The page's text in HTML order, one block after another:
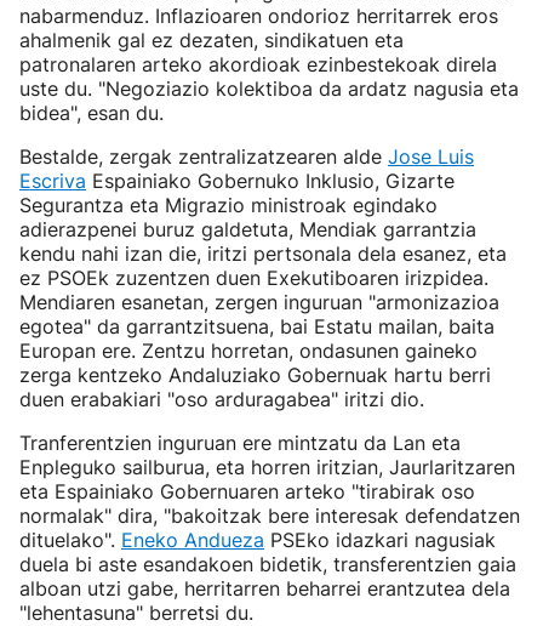
nabarmenduz. Inflazioaren ondorioz herritarrek eros
ahalmenik gal ez dezaten, sindikatuen eta
patronalaren arteko akordioak ezinbestekoak direla
uste du. "Negoziazio kolektiboa da ardatz nagusia eta
bidea", esan du.
Bestalde, zergak zentralizatzearen alde Jose Luis
Escriva Espainiako Gobernuko Inklusio, Gizarte
Segurantza eta Migrazio ministroak egindako
adierazpenei buruz galdetuta, Mendiak garrantzia
kendu nahi izan die, iritzi pertsonala dela esanez, eta
ez PSOEk zuzentzen duen Exekutiboaren irizpidea.
Mendiaren esanetan, zergen inguruan "armonizazioa
egotea" da garrantzitsuena, bai Estatu mailan, baita
Europan ere. Zentzu horretan, ondasunen gaineko
zerga kentzeko Andaluziako Gobernuak hartu berri
duen erabakiari "oso arduragabea" iritzi dio.
Tranferentzien inguruan ere mintzatu da Lan eta
Enpleguko sailburua, eta horren iritzian, Jaurlaritzaren
eta Espainiako Gobernuaren arteko "tirabirak oso
normalak" dira, "bakoitzak bere interesak defendatzen
dituelako". Eneko Andueza PSEko idazkari nagusiak
duela bi aste esandakoen bidetik, transferentzien gaia
alboan utzi gabe, herritarren beharrei erantzutea dela
"lehentasuna" berretsi du.